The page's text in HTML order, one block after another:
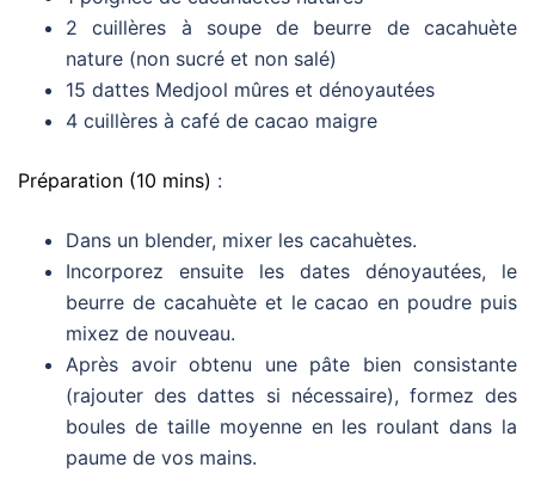
2 cuillères à soupe de beurre de cacahuète
nature (non sucré et non salé)
15 dattes Medjool mûres et dénoyautées
4 cuillères à café de cacao maigre
Préparation (10 mins) :
Dans un blender, mixer les cacahuètes.
Incorporez ensuite les dates dénoyautées, le
beurre de cacahuète et le cacao en poudre puis
mixez de nouveau.
Après avoir obtenu une pâte bien consistante
(rajouter des dattes si nécessaire), formez des
boules de taille moyenne en les roulant dans la
paume de vos mains.